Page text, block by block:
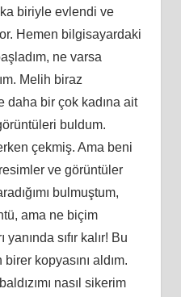
biriyle evlendi ve
Hemen bilgisayardaki
ne varsa
Melih biraz
daha bir çok kadına ait
buldum.
çekmiş. Ama beni
ve görüntüler
bulmuştum,
ama ne biçim
sıfır kalır! Bu
kopyasını aldım.
nasıl sikerim